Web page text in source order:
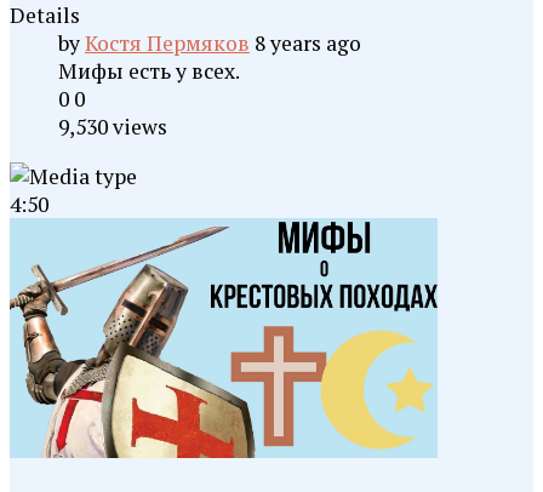
Details
byКостя Пермяков 8 years ago
Мифы есть у всех.
0 0
9,530 views
4:50